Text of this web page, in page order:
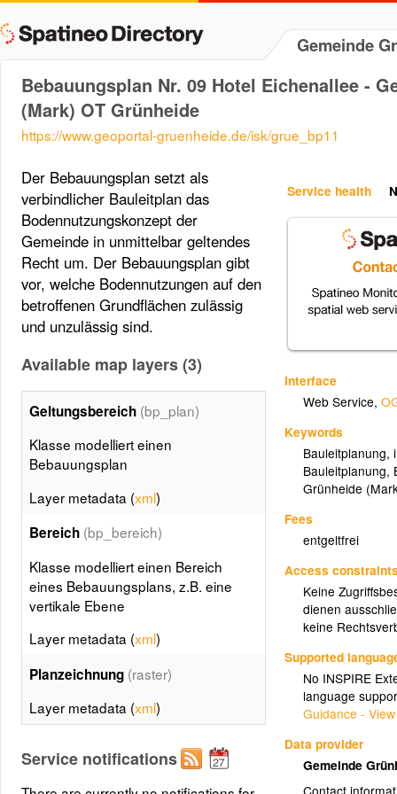
Gemeinde
Bebauungsplan Nr. 09 Hotel Eichenallee -
(Mark) OT Grünheide
https://www.geoportal-gruenheide.de/isk/grue_bp11
Service health
Interface
Web Service,
Keywords
Bauleitplanung,
Bauleitplanung,
Grünheide
Fees
entgeltfrei
Access
Keine
dienen
keine
Supported
No INSPIRE
language
Guidance -
Data provider
Gemeinde
Der Bebauungsplan setzt als
verbindlicher Bauleitplan das
Bodennutzungskonzept der
Gemeinde in unmittelbar geltendes
Recht um. Der Bebauungsplan gibt
vor, welche Bodennutzungen auf den
betroffenen Grundflächen zulässig
und unzulässig sind.
Available map layers (3)
Geltungsbereich (bp_plan)
Klasse modelliert einen
Bebauungsplan
Layer metadata (xml)
Bereich (bp_bereich)
Klasse modelliert einen Bereich
eines Bebauungsplans, z.B. eine
vertikale Ebene
Layer metadata (xml)
Planzeichnung (raster)
Layer metadata (xml)
Service notifications